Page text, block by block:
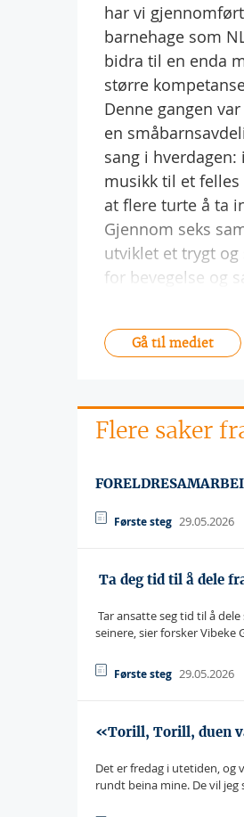
har vi
barnehage som
bidra til en enda
større
Denne gangen
en
sang i
musikk til et
at flere turte å ta
Gjennom seks
utviklet et trygt
for bevegelse og
Gå til mediet
Flere saker
Første steg 29.05.2026
 Ta deg tid til å dele
 Tar ansatte seg tid til å
seinere, sier forsker Vibeke
Første steg 29.05.2026
«Torill, Torill, duen
Det er fredag i utetiden, og
rundt beina mine. De vil